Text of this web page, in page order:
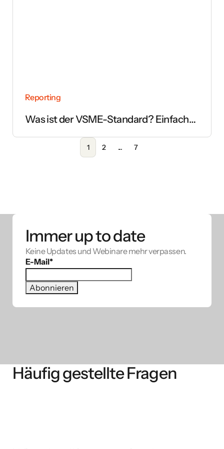
Reporting
Was ist der VSME-Standard? Einfach
1 2 ... 7
Immer up to date
Keine Updates und Webinare mehr verpassen.
E-Mail*
Häufig gestellte Fragen